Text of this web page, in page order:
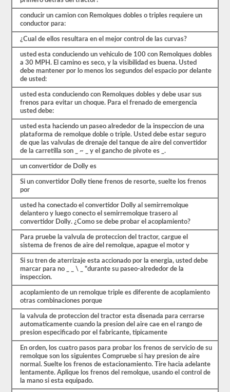
CDL.
examen
preguntas
opción
múltiple,
debe
obtener
al
menos
80%
(16
de
20)
para
aprobar
examen
dobles
triples.
Nuestras
pruebas
práctica
examen
una
pregunta
por
página,
respuestas
de
conducir un camion con Remolques dobles o triples requiere un
conductor para:
¿Cual de ellos resultara en el mejor control de las curvas?
usted esta conduciendo un vehiculo de 100 con Remolques dobles
a 30 MPH. El camino es seco, y la visibilidad es buena. Usted
debe mantener por lo menos los segundos del espacio por delante
de usted:
usted esta conduciendo con Remolques dobles y debe usar sus
frenos para evitar un choque. Para el frenado de emergencia
usted debe:
usted esta haciendo un paseo alrededor de la inspeccion de una
plataforma de remolque doble o triple. Usted debe estar seguro
de que las valvulas de drenaje del tanque de aire del convertidor
de la carretilla son _ ~ _ y el gancho de pivote es _.
un convertidor de Dolly es
Si un convertidor Dolly tiene frenos de resorte, suelte los frenos
por
usted ha conectado el convertidor Dolly al semirremolque
delantero y luego conecto el semirremolque trasero al
convertidor Dolly. ¿Como se debe probar el acoplamiento?
Para pruebe la valvula de proteccion del tractor, cargue el
sistema de frenos de aire del remolque, apague el motor y
Si su tren de aterrizaje esta accionado por la energia, usted debe
marcar para no _ _ \ _ "durante su paseo-alrededor de la
inspeccion.
acoplamiento de un remolque triple es diferente de acoplamiento
otras combinaciones porque
la valvula de proteccion del tractor esta disenada para cerrarse
automaticamente cuando la presion del aire cae en el rango de
presion especificado por el fabricante, tipicamente
En orden, los cuatro pasos para probar los frenos de servicio de su
remolque son los siguientes Compruebe si hay presion de aire
normal. Suelte los frenos de estacionamiento. Tire hacia adelante
lentamente. Aplique los frenos del remolque, usando el control de
la mano si esta equipado.